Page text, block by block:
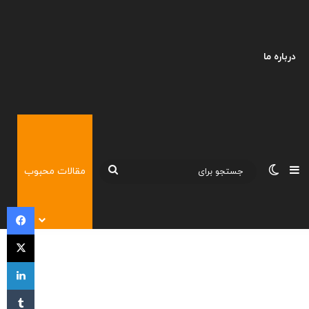
درباره ما
نوارکناریتغییر پوسته
جستجومقالات محبوب